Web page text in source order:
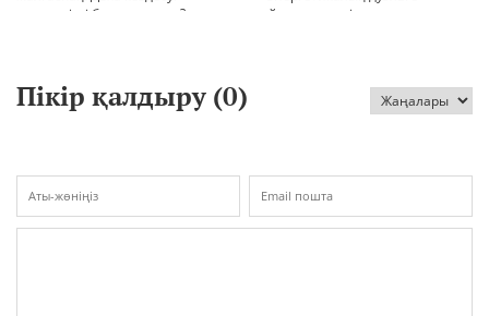
шиеленісті бәсеңдете ме?
айналып кетті
Пікір қалдыру (0)